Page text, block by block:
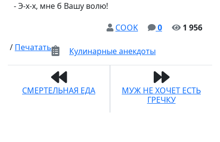
- Э-х-х, мне б Вашу волю!
COOK
0
1 956
/ Печатать Кулинарные анекдоты
СМЕРТЕЛЬНАЯ ЕДА
МУЖ НЕ ХОЧЕТ ЕСТЬ
ГРЕЧКУ